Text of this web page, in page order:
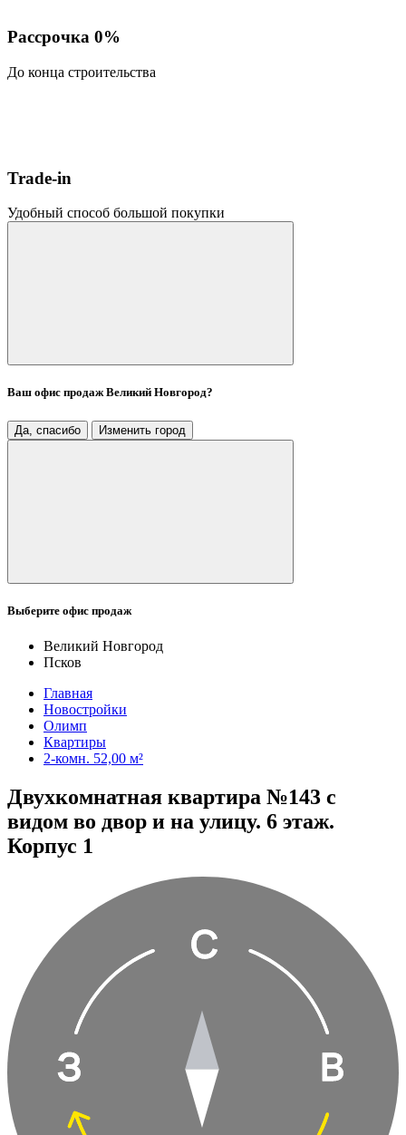
Рассрочка 0%
До конца строительства
Trade-in
Удобный способ большой покупки
Ваш офис продажВеликий Новгород?
Да, спасибо Изменить город
Выберите офис продаж
Великий Новгород
Псков
Главная
Новостройки
Олимп
Квартиры
2-комн. 52,00 м²
Двухкомнатная квартира №143 с
видом во двор и на улицу. 6 этаж.
Корпус 1